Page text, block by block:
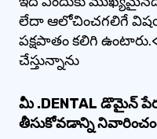
లేదా ఆలోచించగలిగే
పక్షపాతం కలిగి
చేస్తున్నాను
మీ .DENTAL డొమైన్
తీసుకోవడాన్ని